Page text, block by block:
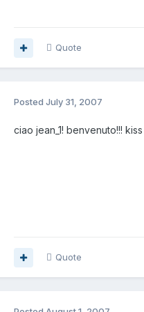
Quote
Posted July 31, 2007
ciao jean_1! benvenuto!!!
Quote